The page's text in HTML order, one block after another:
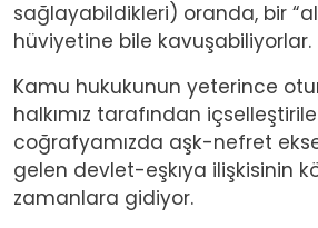
sağlayabildikleri) oranda, bir
hüviyetine bile kavuşabiliyorlar.
Kamu hukukunun yeterince
halkımız tarafından
coğrafyamızda aşk-nefret
gelen devlet-eşkıya ilişkisinin
zamanlara gidiyor.